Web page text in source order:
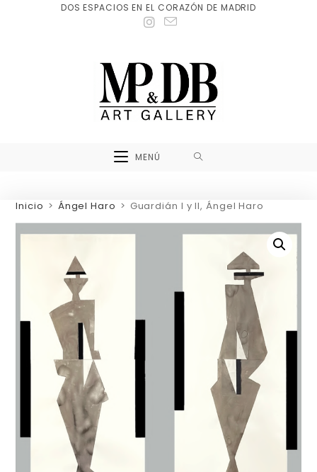
DOS ESPACIOS EN EL CORAZÓN DE MADRID
MENÚ
Inicio > Ángel Haro > Guardián I y II, Ángel Haro